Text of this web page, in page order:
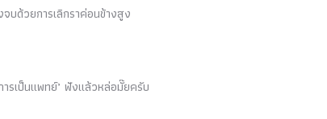
ด้วยการเลิกราค่อนข้างสูง
รเป็นแพทย์’ ฟังแล้วหล่อมั๊ยครับ